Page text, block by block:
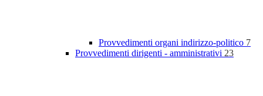
Provvedimenti organi indirizzo-politico 7
Provvedimenti dirigenti - amministrativi 23